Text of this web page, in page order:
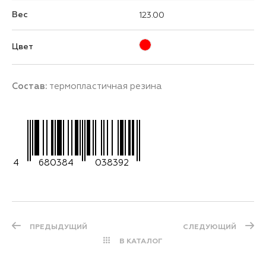
Вес 123.00
Цвет
Состав: термопластичная резина
4 680384 038392
ПРЕДЫДУЩИЙ
В КАТАЛОГ
СЛЕДУЮЩИЙ